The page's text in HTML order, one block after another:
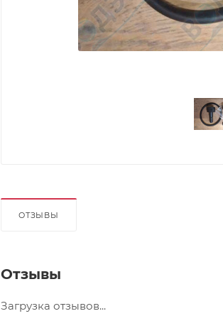
ОТЗЫВЫ
Отзывы
Загрузка отзывов...